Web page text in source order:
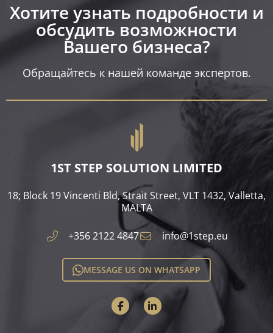
Хотите узнать подробности и
обсудить возможности
Вашего бизнеса?​
Обращайтесь к нашей команде экспертов.
1ST STEP SOLUTION LIMITED
18; Block 19 Vincenti Bld, Strait Street, VLT 1432, Valletta,
MALTA​
+356 2122 4847 info@1step.eu
MESSAGE US ON WHATSAPP